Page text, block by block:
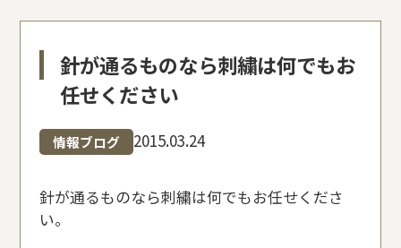
針が通るものなら刺繍は何でもお
任せください
情報ブログ 2015.03.24
針が通るものなら刺繍は何でもお任せくださ
い。